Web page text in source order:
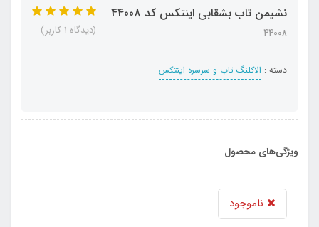
نشیمن تاب بشقابی اینتکس کد 44008
44008
دسته : الاکلنگ تاب و سرسره اینتکس
(دیدگاه 1 کاربر)
ویژگی‌های محصول
ناموجود